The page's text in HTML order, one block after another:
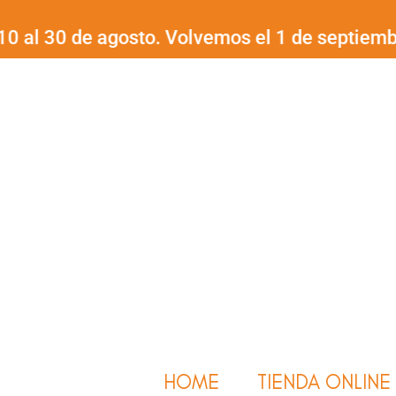
al
contenido
de agosto. Volvemos el 1 de septiembre.
HOME TIENDA ONLINE